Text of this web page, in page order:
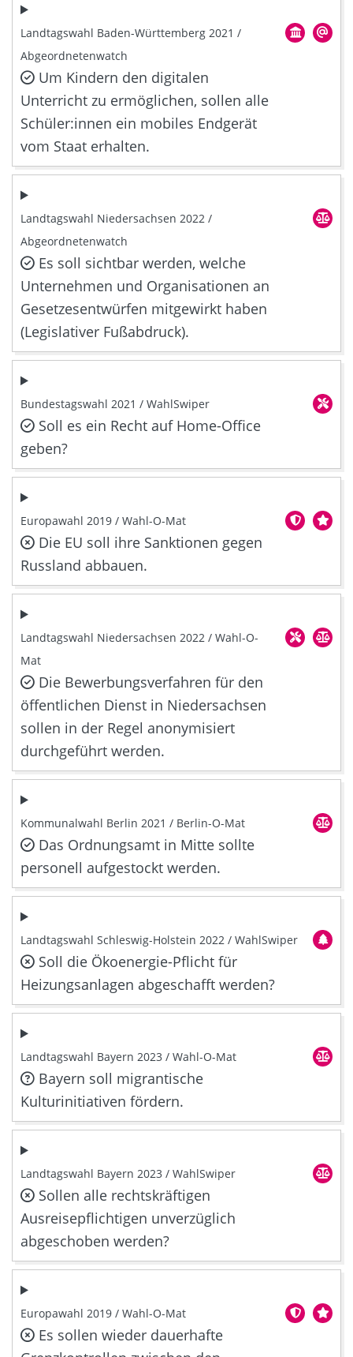
Landtagswahl Baden-Württemberg 2021 /
Abgeordnetenwatch
Um Kindern den digitalen
Unterricht zu ermöglichen, sollen alle
Schüler:innen ein mobiles Endgerät
vom Staat erhalten.
Landtagswahl Niedersachsen 2022 /
Abgeordnetenwatch
Es soll sichtbar werden, welche
Unternehmen und Organisationen an
Gesetzesentwürfen mitgewirkt haben
(Legislativer Fußabdruck).
Bundestagswahl 2021 / WahlSwiper
Soll es ein Recht auf Home-Office
geben?
Europawahl 2019 / Wahl-O-Mat
Die EU soll ihre Sanktionen gegen
Russland abbauen.
Landtagswahl Niedersachsen 2022 / Wahl-O-
Mat
Die Bewerbungsverfahren für den
öffentlichen Dienst in Niedersachsen
sollen in der Regel anonymisiert
durchgeführt werden.
Kommunalwahl Berlin 2021 / Berlin-O-Mat
Das Ordnungsamt in Mitte sollte
personell aufgestockt werden.
Landtagswahl Schleswig-Holstein 2022 / WahlSwiper
Soll die Ökoenergie-Pflicht für
Heizungsanlagen abgeschafft werden?
Landtagswahl Bayern 2023 / Wahl-O-Mat
Bayern soll migrantische
Kulturinitiativen fördern.
Landtagswahl Bayern 2023 / WahlSwiper
Sollen alle rechtskräftigen
Ausreisepflichtigen unverzüglich
abgeschoben werden?
Europawahl 2019 / Wahl-O-Mat
Es sollen wieder dauerhafte